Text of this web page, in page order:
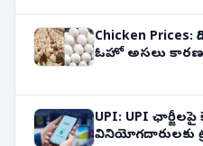
Chicken Prices:
ఓహో అసలు
UPI: UPI ఛార్జీలపై
వినియోగదారులకు